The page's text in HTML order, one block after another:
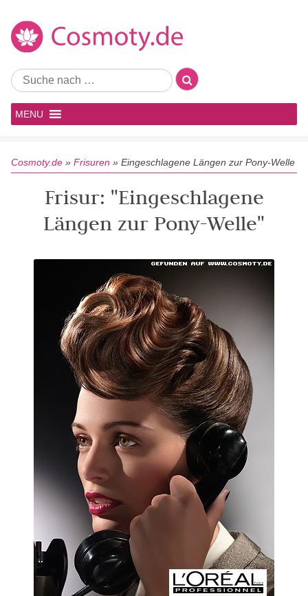
MENU
Cosmoty.de » Frisuren » Eingeschlagene Längen zur Pony-Welle
Frisur: "Eingeschlagene
Längen zur Pony-Welle"